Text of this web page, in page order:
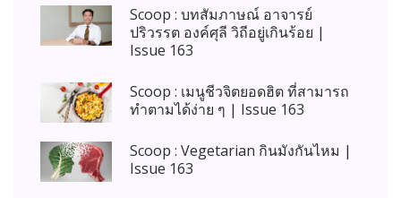
Scoop : บทสัมภาษณ์ อาจารย์
ปริวรรต องค์ศุลี วิถีอยู่เกินร้อย |
Issue 163
Scoop : เมนูชีวจิตยอดฮิต ที่สามารถ
ทำตามได้ง่าย ๆ | Issue 163
Scoop : Vegetarian กินมังกันไหม |
Issue 163